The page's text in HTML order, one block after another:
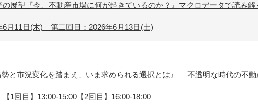
展望『今、不動産市場に何が起きているのか？』マクロデータで読み
6月11日(木) 第二回目：2026年6月13日(土)
と市況変化を踏まえ、いま求められる選択とは』― 不透明な時代の不
1回目】13:00-15:00【2回目】16:00-18:00